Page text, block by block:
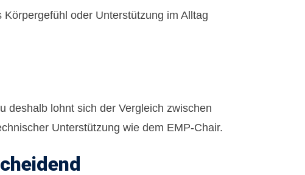
oder Unterstützung im Alltag
deshalb lohnt sich der Vergleich zwischen
Unterstützung wie dem EMP-Chair.